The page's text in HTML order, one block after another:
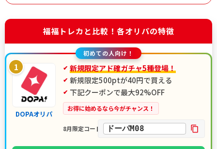
福福トレカと比較！各オリパの特徴
初めての人向け！
1
DOPAオリパ
新規限定アド確ガチャ5種登場！
新規限定500ptが40円で買える
下記クーポンで最大92%OFF
お得に始めるなら今がチャンス！
8月限定コード ドーパM08